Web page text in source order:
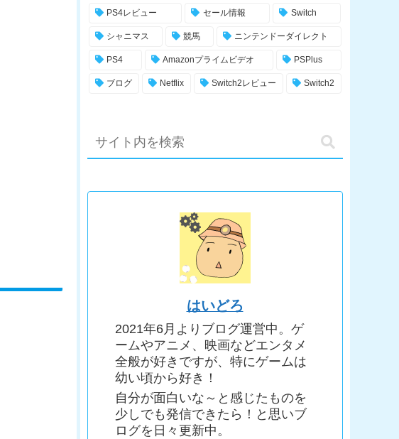
PS4レビュー セール情報 Switch
シャニマス 競馬 ニンテンドーダイレクト
PS4 Amazonプライムビデオ PSPlus
ブログ Netflix Switch2レビュー Switch2
はいどろ
2021年6月よりブログ運営中。ゲ
ームやアニメ、映画などエンタメ
全般が好きですが、特にゲームは
幼い頃から好き！
自分が面白いな～と感じたものを
少しでも発信できたら！と思いブ
ログを日々更新中。